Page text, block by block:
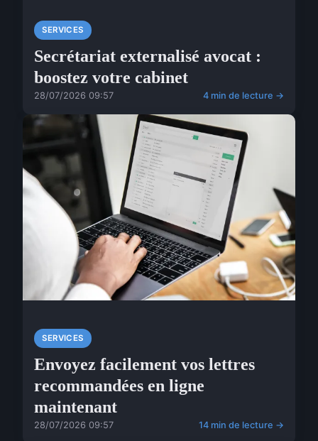
SERVICES
Secrétariat externalisé avocat :
boostez votre cabinet
28/07/2026 09:57 4 min de lecture →
SERVICES
Envoyez facilement vos lettres
recommandées en ligne
maintenant
28/07/2026 09:57 14 min de lecture →